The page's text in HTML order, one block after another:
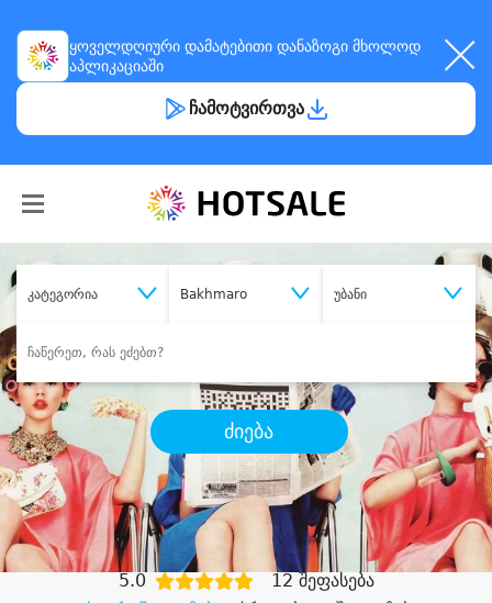
ყოველდღიური დამატებითი დანაზოგი მხოლოდ
აპლიკაციაში
ჩამოტვირთვა
კატეგორია Bakhmaro უბანი
ძიება
შეიძინესასურველი მომსახურება
დიდი დანაზოგით
5.0 12 შეფასება